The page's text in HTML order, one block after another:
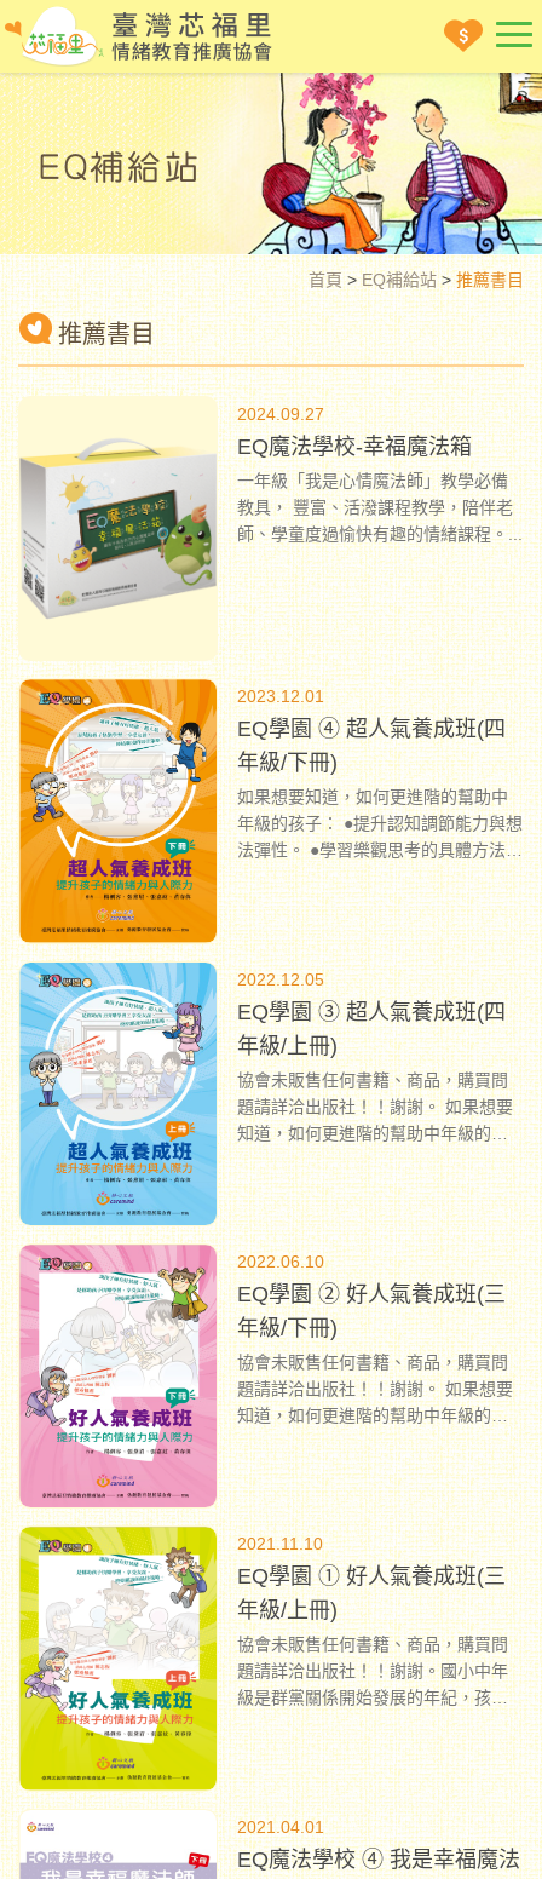
首頁>EQ補給站>推薦書目
推薦書目
2024.09.27
EQ魔法學校-幸福魔法箱
一年級「我是心情魔法師」教學必備
教具， 豐富、活潑課程教學，陪伴老
師、學童度過愉快有趣的情緒課程。...
2023.12.01
EQ學園 ④ 超人氣養成班(四
年級/下冊)
如果想要知道，如何更進階的幫助中
年級的孩子： ●提升認知調節能力與想
法彈性。 ●學習樂觀思考的具體方法。
●強化對霸凌行為的認識與因應。 ●強
調旁觀者的力量，鼓勵友善、正義的
行動！ 那麼，這本書，您一定不容錯
過！...
2022.12.05
EQ學園 ③ 超人氣養成班(四
年級/上冊)
協會未販售任何書籍、商品，購買問
題請詳洽出版社！！謝謝。 如果想要
知道，如何更進階的幫助中年級的孩
子： ●能夠有效調節負向情緒、做好生
氣管理的EQ 達人。 ●能夠準確判斷別
人的意圖、創造友善小圈圈的人際高
手。 那麼，這本書，您一定不容錯
過！...
2022.06.10
EQ學園 ② 好人氣養成班(三
年級/下冊)
協會未販售任何書籍、商品，購買問
題請詳洽出版社！！謝謝。 如果想要
知道，如何更進階的幫助中年級的孩
子： ● 覺察並尊重情緒感受的個別差
異。 ● 了解會影響情緒的生理、表情
與動作因素，並學習調節。 ● 體會同
理心的重要性，認識其定義與特點。 ●
能內化三個層次的同理心表達技巧，
以及同理關懷的行動策略。 那麼，這
本書，您一定不容錯過！...
2021.11.10
EQ學園 ① 好人氣養成班(三
年級/上冊)
協會未販售任何書籍、商品，購買問
題請詳洽出版社！！謝謝。國小中年
級是群黨關係開始發展的年紀，孩子
之間會開始出現「我們這一群」的現
象，社交技巧不好的孩子很容易受到
排擠和孤立，甚至陷入被欺負或霸凌
的困境，並因此遭逢情緒與自信的危
機。...
2021.04.01
EQ魔法學校 ④ 我是幸福魔法